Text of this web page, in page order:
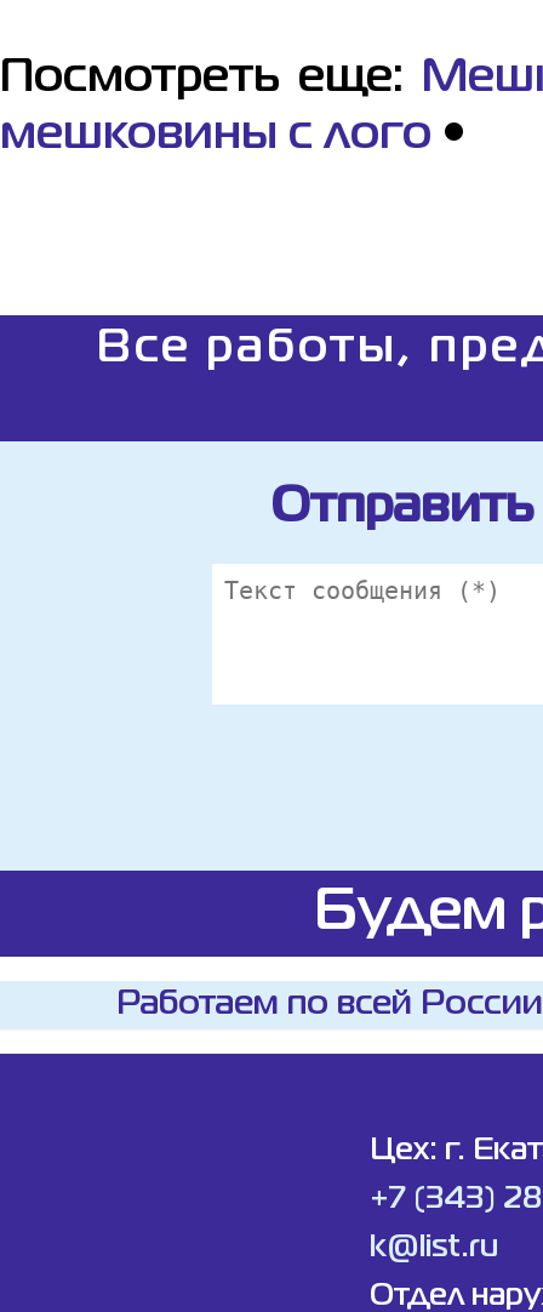
Посмотреть еще:
мешковины с лого •
Все работы,
Отправить
Будем
Работаем по всей
Цех: г.
+7 (343)
k@list.ru
Отдел